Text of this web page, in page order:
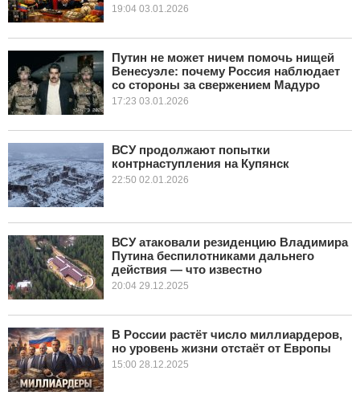
19:04 03.01.2026
Путин не может ничем помочь нищей
Венесуэле: почему Россия наблюдает
со стороны за свержением Мадуро
17:23 03.01.2026
ВСУ продолжают попытки
контрнаступления на Купянск
22:50 02.01.2026
ВСУ атаковали резиденцию Владимира
Путина беспилотниками дальнего
действия — что известно
20:04 29.12.2025
В России растёт число миллиардеров,
но уровень жизни отстаёт от Европы
15:00 28.12.2025